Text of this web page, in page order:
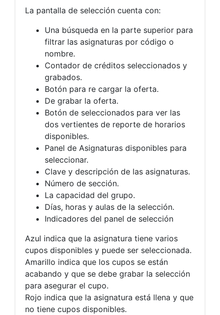
La pantalla de selección cuenta con:
Una búsqueda en la parte superior para
filtrar las asignaturas por código o
nombre.
Contador de créditos seleccionados y
grabados.
Botón para re cargar la oferta.
De grabar la oferta.
Botón de seleccionados para ver las
dos vertientes de reporte de horarios
disponibles.
Panel de Asignaturas disponibles para
seleccionar.
Clave y descripción de las asignaturas.
Número de sección.
La capacidad del grupo.
Días, horas y aulas de la selección.
Indicadores del panel de selección
Azul indica que la asignatura tiene varios
cupos disponibles y puede ser seleccionada.
Amarillo indica que los cupos se están
acabando y que se debe grabar la selección
para asegurar el cupo.
Rojo indica que la asignatura está llena y que
no tiene cupos disponibles.